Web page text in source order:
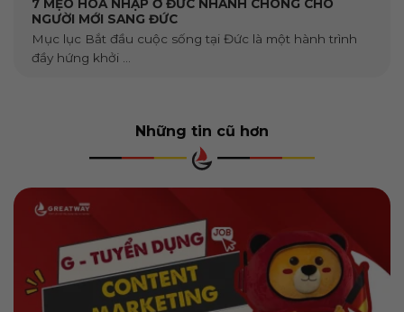
7 MẸO HÒA NHẬP Ở ĐỨC NHANH CHÓNG CHO
NGƯỜI MỚI SANG ĐỨC
Mục lục Bắt đầu cuộc sống tại Đức là một hành trình
đầy hứng khởi ...
Những tin cũ hơn